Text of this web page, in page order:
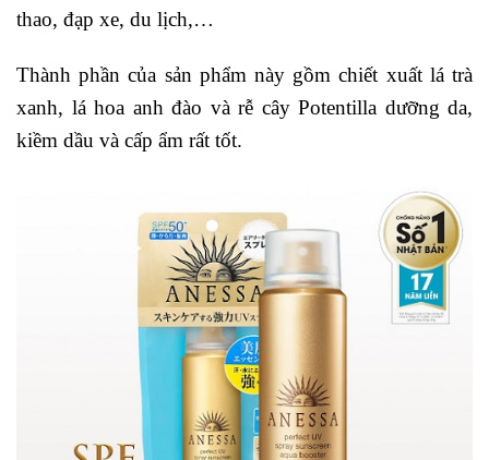
thao, đạp xe, du lịch,…
Thành phần của sản phẩm này gồm chiết xuất lá trà
xanh, lá hoa anh đào và rễ cây Potentilla dưỡng da,
kiềm dầu và cấp ẩm rất tốt.